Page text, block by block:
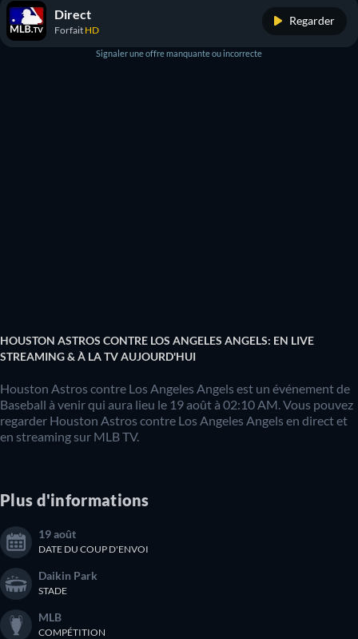
Direct
Forfait HD
Regarder
Signaler une offre manquante ou incorrecte
HOUSTON ASTROS CONTRE LOS ANGELES ANGELS: EN LIVE
STREAMING & À LA TV AUJOURD'HUI
Houston Astros contre Los Angeles Angels est un événement de
Baseball à venir qui aura lieu le 19 août à 02:10 AM. Vous pouvez
regarder Houston Astros contre Los Angeles Angels en direct et
en streaming sur MLB TV.
Plus d'informations
19 août
DATE DU COUP D'ENVOI
Daikin Park
STADE
MLB
COMPÉTITION